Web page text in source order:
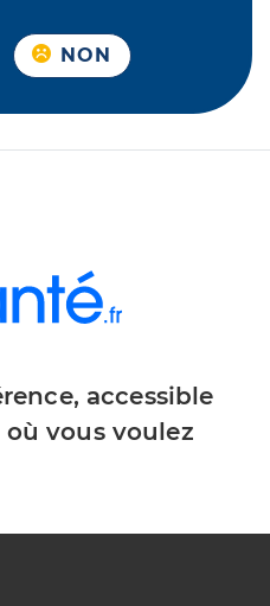
NON
accessible
vous voulez